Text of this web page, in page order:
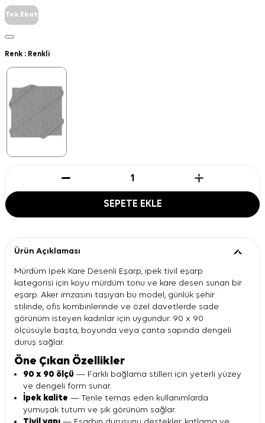
Tek Ebat
Renk : Renkli
SEPETE EKLE
Ürün Açıklaması
Mürdüm İpek Kare Desenli Eşarp, ipek tivil eşarp
kategorisi için koyu mürdüm tonu ve kare desen sunan bir
eşarp. Aker imzasını taşıyan bu model, günlük şehir
stilinde, ofis kombinlerinde ve özel davetlerde sade
görünüm isteyen kadınlar için uygundur. 90 x 90
ölçüsüyle başta, boyunda veya çanta sapında dengeli
duruş sağlar.
Öne Çıkan Özellikler
90 x 90 ölçü — Farklı bağlama stilleri için yeterli yüzey
ve dengeli form sunar.
İpek kalite — Tenle temas eden kullanımlarda
yumuşak tutum ve şık görünüm sağlar.